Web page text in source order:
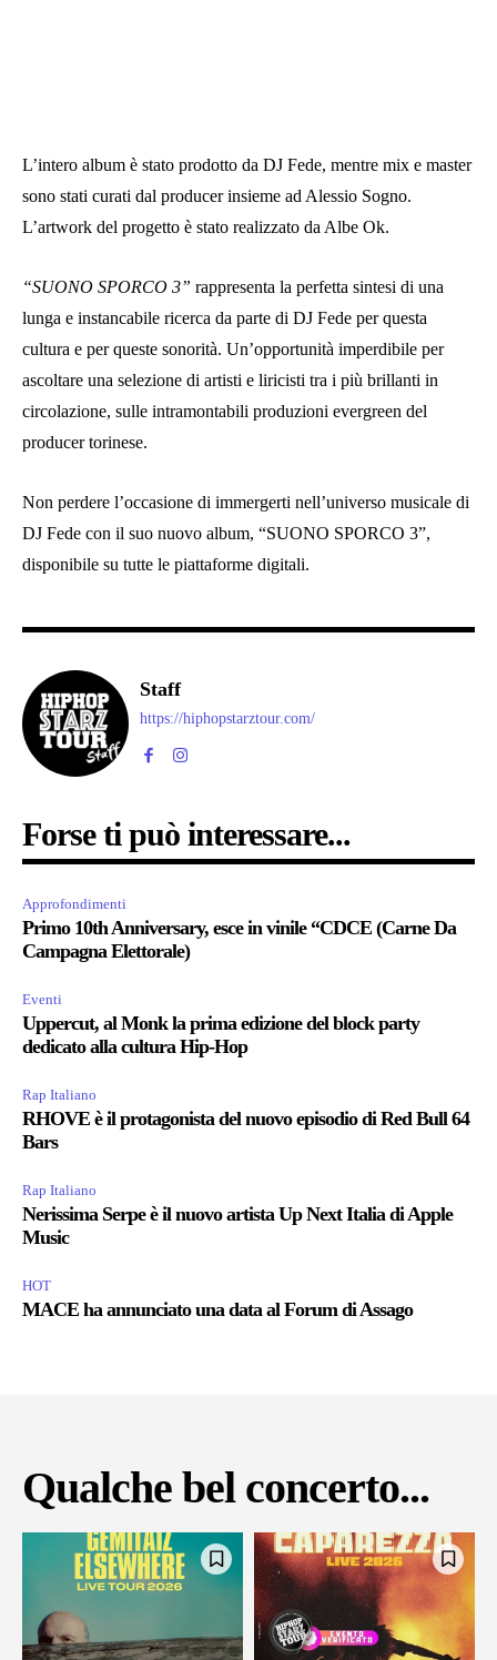
L’intero album è stato prodotto da DJ Fede, mentre mix e master
sono stati curati dal producer insieme ad Alessio Sogno.
L’artwork del progetto è stato realizzato da Albe Ok.
“SUONO SPORCO 3” rappresenta la perfetta sintesi di una
lunga e instancabile ricerca da parte di DJ Fede per questa
cultura e per queste sonorità. Un’opportunità imperdibile per
ascoltare una selezione di artisti e liricisti tra i più brillanti in
circolazione, sulle intramontabili produzioni evergreen del
producer torinese.
Non perdere l’occasione di immergerti nell’universo musicale di
DJ Fede con il suo nuovo album, “SUONO SPORCO 3”,
disponibile su tutte le piattaforme digitali.
Staff
https://hiphopstarztour.com/
Forse ti può interessare...
Approfondimenti
Primo 10th Anniversary, esce in vinile “CDCE (Carne Da
Campagna Elettorale)
Eventi
Uppercut, al Monk la prima edizione del block party
dedicato alla cultura Hip-Hop
Rap Italiano
RHOVE è il protagonista del nuovo episodio di Red Bull 64
Bars
Rap Italiano
Nerissima Serpe è il nuovo artista Up Next Italia di Apple
Music
HOT
MACE ha annunciato una data al Forum di Assago
Qualche bel concerto...